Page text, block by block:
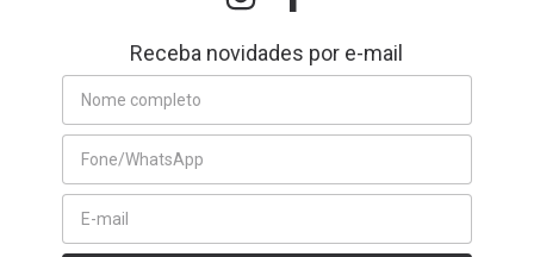
Receba novidades por e-mail